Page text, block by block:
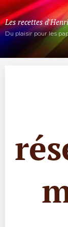
Les recettes
Du plaisir pour les